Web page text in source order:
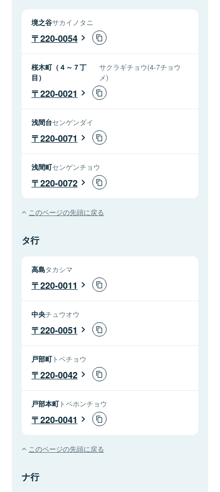
境之谷サカイノタニ
220-0054
桜木町（４～７丁
目）
サクラギチョウ(4-7チョウ
メ)
220-0021
浅間台センゲンダイ
220-0071
浅間町センゲンチョウ
220-0072
このページの先頭に戻る
タ行
高島タカシマ
220-0011
中央チュウオウ
220-0051
戸部町トベチョウ
220-0042
戸部本町トベホンチョウ
220-0041
このページの先頭に戻る
ナ行